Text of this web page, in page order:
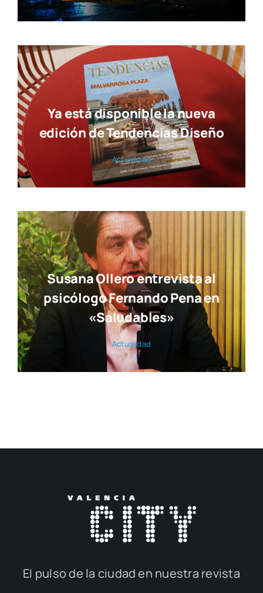
Ya está disponible la nueva
edición de Tendencias Diseño
Actua­li­dad
Susana Ollero entrevista al
psicólogo Fernando Pena en
«Saludables»
Actua­li­dad
El pul­so de la ciu­dad en nues­tra revis­ta